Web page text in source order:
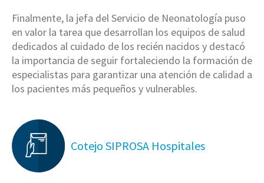
Finalmente, la jefa del Servicio de Neonatología puso
en valor la tarea que desarrollan los equipos de salud
dedicados al cuidado de los recién nacidos y destacó
la importancia de seguir fortaleciendo la formación de
especialistas para garantizar una atención de calidad a
los pacientes más pequeños y vulnerables.
Cotejo SIPROSA Hospitales